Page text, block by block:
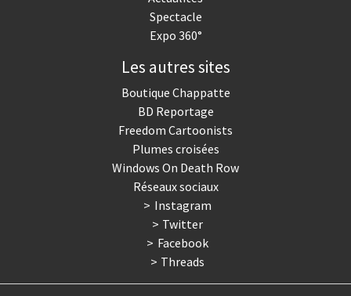
Spectacle
Expo 360°
Les autres sites
Boutique Chappatte
BD Reportage
Freedom Cartoonists
Plumes croisées
Windows On Death Row
Réseaux sociaux
Instagram
Twitter
Facebook
Threads